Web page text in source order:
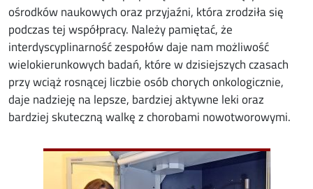
ośrodków naukowych oraz przyjaźni, która zrodziła się
podczas tej współpracy. Należy pamiętać, że
interdyscyplinarność zespołów daje nam możliwość
wielokierunkowych badań, które w dzisiejszych czasach
przy wciąż rosnącej liczbie osób chorych onkologicznie,
daje nadzieję na lepsze, bardziej aktywne leki oraz
bardziej skuteczną walkę z chorobami nowotworowymi.